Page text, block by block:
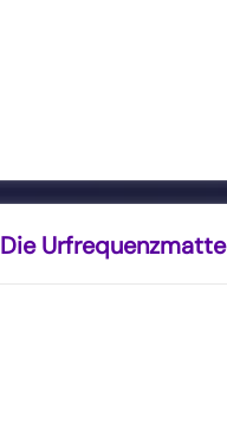
Die Urfrequenzmatte